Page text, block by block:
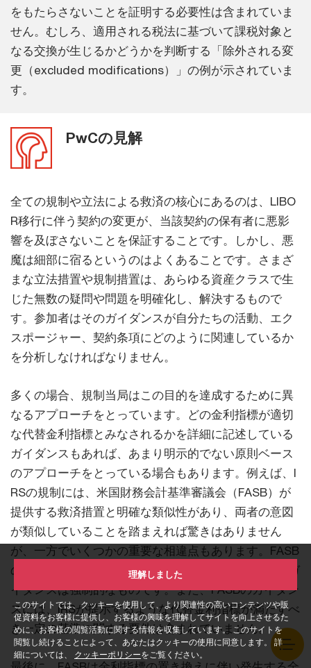
このサイトでは、クッキーを使用して、より関連性の高いコンテンツや販
促資料をお客様に提供し、お客様の興味を理解してサイトを向上させるた
めに、お客様の閲覧活動に関する情報を収集しています。 このサイトを
閲覧し続けることによって、あなたはクッキーの使用に同意します。 詳
細については、 クッキーポリシーをご覧ください。
理解しました
をもたらさないことを証明する必要性は含まれていま
せん。むしろ、適用される税法に基づいて課税対象と
なる交換が生じるかどうかを判断する「除外される変
更（excluded modifications）」の例が示されていま
す。
PwCの見解
全ての規制や立法による救済の核心にあるのは、LIBO
R移行に伴う契約の変更が、当該契約の保有者に悪影
響を及ぼさないことを保証することです。しかし、悪
魔は細部に宿るというのはよくあることです。さまざ
まな立法措置や規制措置は、あらゆる資産クラスで生
じた無数の疑問や問題を明確化し、解決するもので
す。参加者はそのガイダンスが自分たちの活動、エク
スポージャー、契約条項にどのように関連しているか
を分析しなければなりません。
多くの場合、規制当局はこの目的を達成するために異
なるアプローチをとっています。どの金利指標が適切
な代替金利指標とみなされるかを詳細に記述している
ガイダンスもあれば、あまり明示的でない原則ベース
のアプローチをとっている場合もあります。例えば、I
RSの規制には、米国財務会計基準審議会（FASB）が
提供する救済措置と明確な類似性があり、両者の意図
が類似していることを踏まえれば驚きはありません
が、一方でいくつかの重要な相違点もあります。FASB
のガイダンスの適用は選択的であるのに対し、IRSのガ
イダンスは強制的なものです。また、FASBのガイダン
スには、IRSが提示するような代替金利指標が満たすべ
き一定の基準に関する要件は含まれていません。